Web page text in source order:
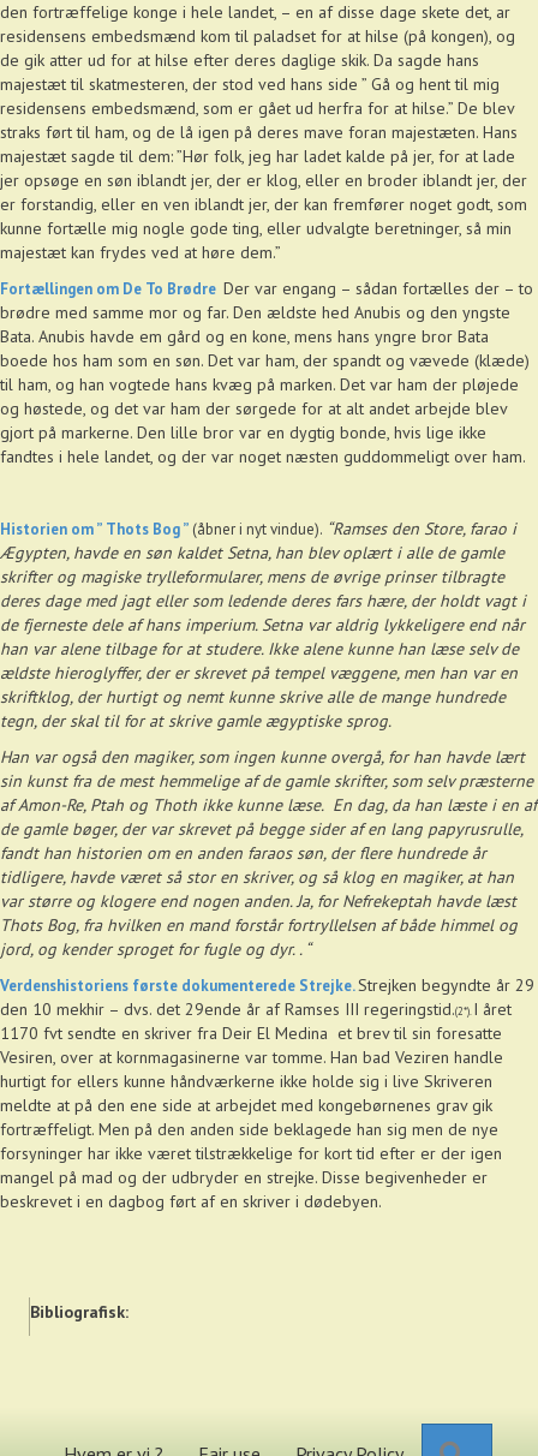
den fortræffelige konge i hele landet, – en af disse dage skete det, ar
residensens embedsmænd kom til paladset for at hilse (på kongen), og
de gik atter ud for at hilse efter deres daglige skik. Da sagde hans
majestæt til skatmesteren, der stod ved hans side ” Gå og hent til mig
residensens embedsmænd, som er gået ud herfra for at hilse.” De blev
straks ført til ham, og de lå igen på deres mave foran majestæten. Hans
majestæt sagde til dem: ”Hør folk, jeg har ladet kalde på jer, for at lade
jer opsøge en søn iblandt jer, der er klog, eller en broder iblandt jer, der
er forstandig, eller en ven iblandt jer, der kan fremfører noget godt, som
kunne fortælle mig nogle gode ting, eller udvalgte beretninger, så min
majestæt kan frydes ved at høre dem.”
Fortællingen om De To Brødre Der var engang – sådan fortælles der – to
brødre med samme mor og far. Den ældste hed Anubis og den yngste
Bata. Anubis havde em gård og en kone, mens hans yngre bror Bata
boede hos ham som en søn. Det var ham, der spandt og vævede (klæde)
til ham, og han vogtede hans kvæg på marken. Det var ham der pløjede
og høstede, og det var ham der sørgede for at alt andet arbejde blev
gjort på markerne. Den lille bror var en dygtig bonde, hvis lige ikke
fandtes i hele landet, og der var noget næsten guddommeligt over ham.
Historien om ” Thots Bog ” (åbner i nyt vindue). “Ramses den Store, farao i
Ægypten, havde en søn kaldet Setna, han blev oplært i alle de gamle
skrifter og magiske trylleformularer, mens de øvrige prinser tilbragte
deres dage med jagt eller som ledende deres fars hære, der holdt vagt i
de fjerneste dele af hans imperium. Setna var aldrig lykkeligere end når
han var alene tilbage for at studere. Ikke alene kunne han læse selv de
ældste hieroglyffer, der er skrevet på tempel væggene, men han var en
skriftklog, der hurtigt og nemt kunne skrive alle de mange hundrede
tegn, der skal til for at skrive gamle ægyptiske sprog.
Han var også den magiker, som ingen kunne overgå, for han havde lært
sin kunst fra de mest hemmelige af de gamle skrifter, som selv præsterne
af Amon-Re, Ptah og Thoth ikke kunne læse. En dag, da han læste i en af
de gamle bøger, der var skrevet på begge sider af en lang papyrusrulle,
fandt han historien om en anden faraos søn, der flere hundrede år
tidligere, havde været så stor en skriver, og så klog en magiker, at han
var større og klogere end nogen anden. Ja, for Nefrekeptah havde læst
Thots Bog, fra hvilken en mand forstår fortryllelsen af både himmel og
jord, og kender sproget for fugle og dyr. . “
Verdenshistoriens første dokumenterede Strejke.Strejken begyndte år 29
den 10 mekhir – dvs. det 29ende år af Ramses III regeringstid.(2*). I året
1170 fvt sendte en skriver fra Deir El Medina et brev til sin foresatte
Vesiren, over at kornmagasinerne var tomme. Han bad Veziren handle
hurtigt for ellers kunne håndværkerne ikke holde sig i live Skriveren
meldte at på den ene side at arbejdet med kongebørnenes grav gik
fortræffeligt. Men på den anden side beklagede han sig men de nye
forsyninger har ikke været tilstrækkelige for kort tid efter er der igen
mangel på mad og der udbryder en strejke. Disse begivenheder er
beskrevet i en dagbog ført af en skriver i dødebyen.
Bibliografisk: